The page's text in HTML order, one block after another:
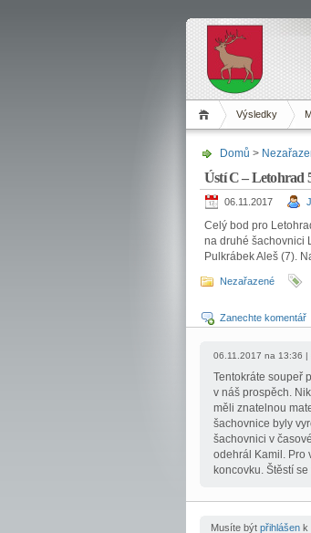
Výsledky
Domů >
Ústí C – Letohrad
06.11.2017
Celý bod pro
na druhé šachovnici
Pulkrábek Aleš (7).
Nezařazené
Zanechte komentář
06.11.2017 na 13:36 |
Tentokráte soupeř
v náš prospěch.
měli znatelnou
šachovnice byly
šachovnici v
odehrál Kamil. Pro
koncovku. Štěstí
Musíte být přihlášen k